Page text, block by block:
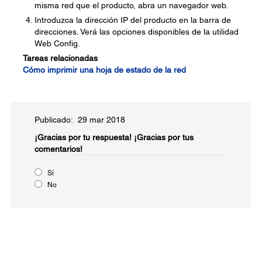
misma red que el producto, abra un navegador web.
Introduzca la dirección IP del producto en la barra de
direcciones. Verá las opciones disponibles de la utilidad
Web Config.
Tareas relacionadas
Cómo imprimir una hoja de estado de la red
Publicado: 29 mar 2018
¡Gracias por tu respuesta! ¡Gracias por tus
comentarios!
Sí
No